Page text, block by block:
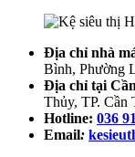
Địa chỉ nhà
Bình, Phường
Địa chỉ tại
Thủy, TP. Cần
Hotline: 036
Email: